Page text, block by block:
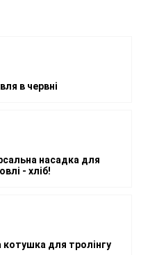
в червні
насадка для
- хліб!
котушка для тролінгу